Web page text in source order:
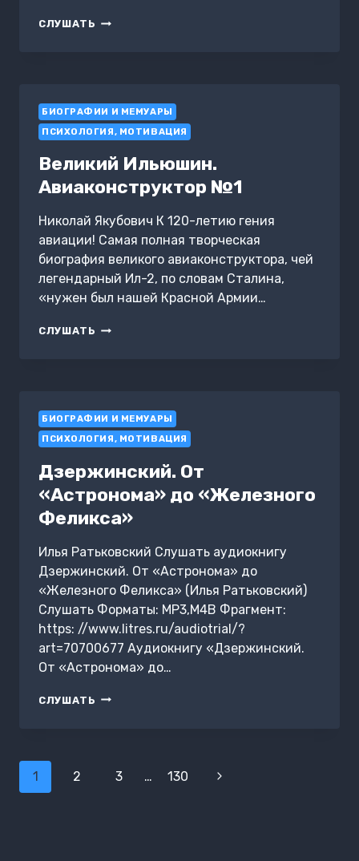
СЛУШАТЬ ВОЙТИ
АРХИТЕКТОРА
БИОГРАФИИ И МЕМУАРЫ
ПСИХОЛОГИЯ, МОТИВАЦИЯ
Великий Ильюшин.
Авиаконструктор №1
Николай Якубович К 120-летию гения
авиации! Самая полная творческая
биография великого авиаконструктора, чей
легендарный Ил-2, по словам Сталина,
«нужен был нашей Красной Армии…
СЛУШАТЬ ВЕЛИКИЙ
БИОГРАФИИ И МЕМУАРЫ
ПСИХОЛОГИЯ, МОТИВАЦИЯ
Дзержинский. От
«Астронома» до «Железного
Феликса»
Илья Ратьковский Слушать аудиокнигу
Дзержинский. От «Астронома» до
«Железного Феликса» (Илья Ратьковский)
Слушать Форматы: MP3,M4B Фрагмент:
https: //www.litres.ru/audiotrial/?
art=70700677 Аудиокнигу «Дзержинский.
От «Астронома» до…
СЛУШАТЬ ДЗЕРЖИНСКИЙ.
ФЕЛИКСА»
Навигация
по
1 2 3 … 130
Следующая